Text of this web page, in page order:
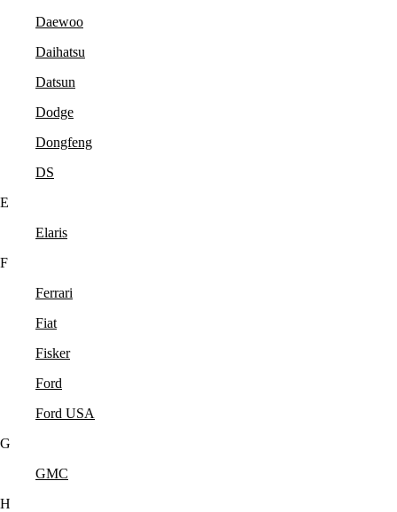
Daewoo
Daihatsu
Datsun
Dodge
Dongfeng
DS
E
Elaris
F
Ferrari
Fiat
Fisker
Ford
Ford USA
G
GMC
H